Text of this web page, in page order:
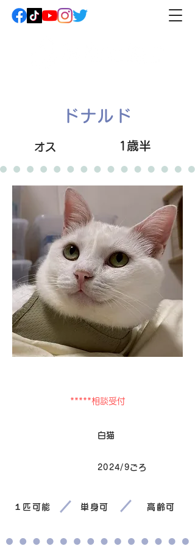
ドナルド
オス 1歳半
*****相談受付
白猫
2024/9ごろ
１匹可能 単身可 高齢可